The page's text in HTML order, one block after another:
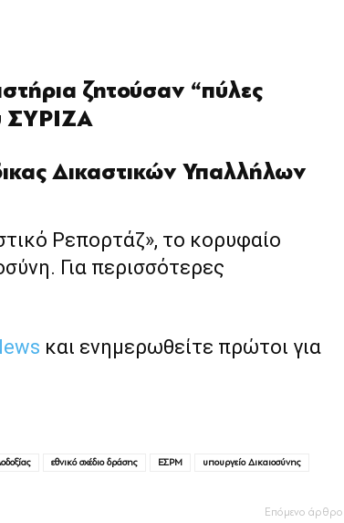
ζητούσαν “πύλες
ΣΥΡΙΖΑ
Δικαστικών Υπαλλήλων
Ρεπορτάζ», το κορυφαίο
Για περισσότερες
και ενημερωθείτε πρώτοι για
εθνικό σχέδιο δράσης ΕΣΡΜ υπουργείο Δικαιοσύνης
Επόμενο άρθρο